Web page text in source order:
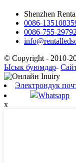
Shenzhen
0086-
0086-755-
© Copyright - 2010-
Ысык буюмдар-
Электрондук
Whatsapp
x